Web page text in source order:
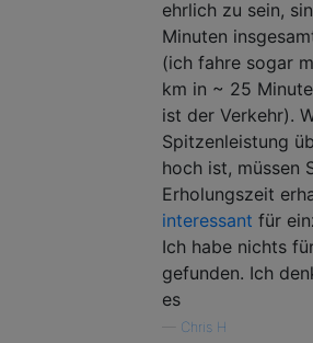
ehrlich zu sein,
Minuten
(ich fahre sogar
km in ~ 25
ist der Verkehr).
Spitzenleistung
hoch ist, müssen
Erholungszeit
interessant für
Ich habe nichts
gefunden. Ich
es
Chris H